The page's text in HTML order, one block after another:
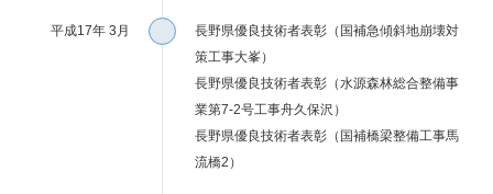
平成17年 3月
長野県優良技術者表彰（国補急傾斜地崩壊対
策工事大峯）
長野県優良技術者表彰（水源森林総合整備事
業第7-2号工事舟久保沢）
長野県優良技術者表彰（国補橋梁整備工事馬
流橋2）